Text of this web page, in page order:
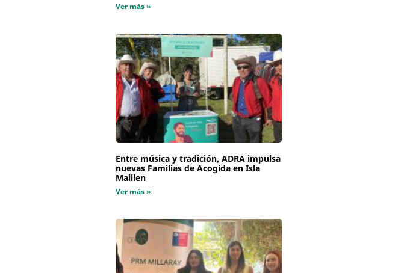
Ver más »
Entre música y tradición, ADRA impulsa
nuevas Familias de Acogida en Isla
Maillen
Ver más »